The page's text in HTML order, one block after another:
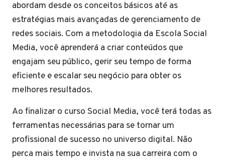
abordam desde os conceitos básicos até as
estratégias mais avançadas de gerenciamento de
redes sociais. Com a metodologia da Escola Social
Media, você aprenderá a criar conteúdos que
engajam seu público, gerir seu tempo de forma
eficiente e escalar seu negócio para obter os
melhores resultados.
Ao finalizar o curso Social Media, você terá todas as
ferramentas necessárias para se tornar um
profissional de sucesso no universo digital. Não
perca mais tempo e invista na sua carreira com o